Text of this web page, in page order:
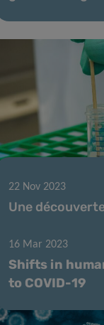
22 Nov 2023
Une
Parkinson
16 Mar 2023
Shifts in
to COVID-19